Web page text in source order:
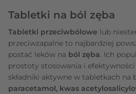
Tabletki na ból zęba
Tabletki przeciwbólowe lub
przeciwzapalne to najbardziej
postać leków na ból zęba. Ich
prostoty stosowania i efektywności
składniki aktywne w tabletkach na
paracetamol, kwas